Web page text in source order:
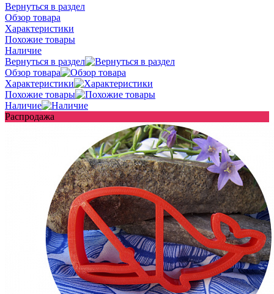
Вернуться в раздел
Обзор товара
Характеристики
Похожие товары
Наличие
Вернуться в раздел
Обзор товара
Характеристики
Похожие товары
Наличие
Распродажа